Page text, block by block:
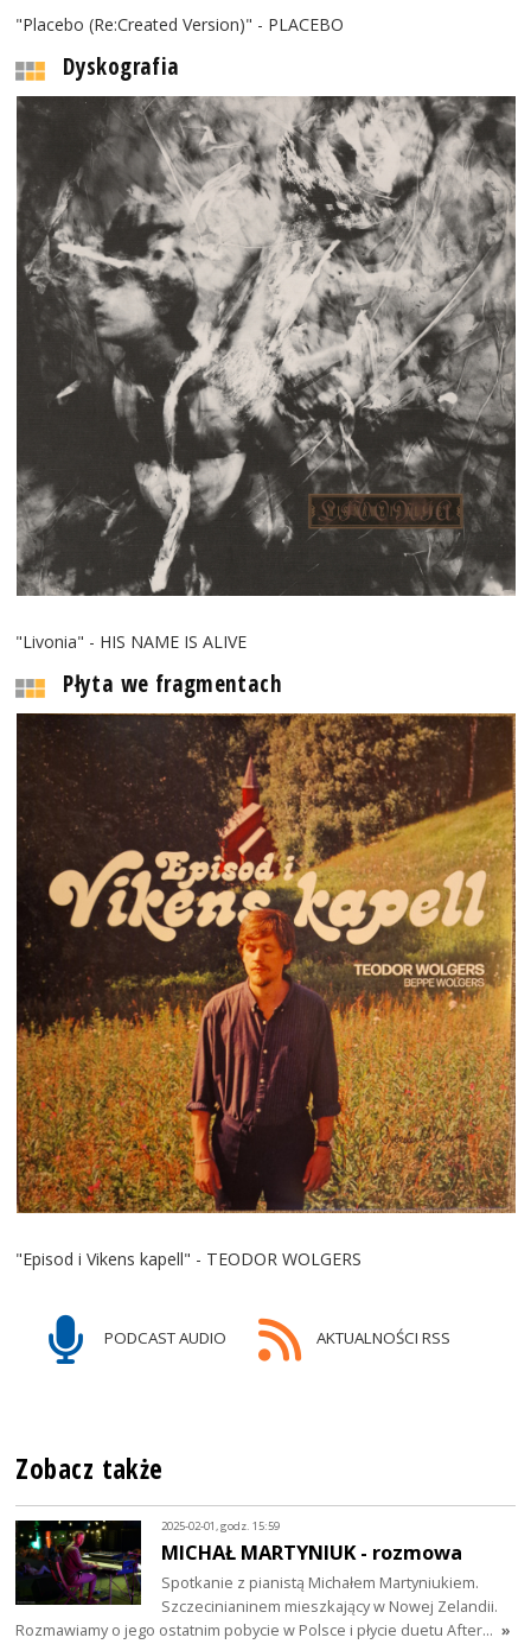
"Placebo (Re:Created Version)" - PLACEBO
Dyskografia
"Livonia" - HIS NAME IS ALIVE
Płyta we fragmentach
"Episod i Vikens kapell" - TEODOR WOLGERS
PODCAST AUDIO AKTUALNOŚCI RSS
Zobacz także
2025-02-01, godz. 15:59
MICHAŁ MARTYNIUK - rozmowa
Spotkanie z pianistą Michałem Martyniukiem.
Szczecinianinem mieszkający w Nowej Zelandii.
Rozmawiamy o jego ostatnim pobycie w Polsce i płycie duetu After… »